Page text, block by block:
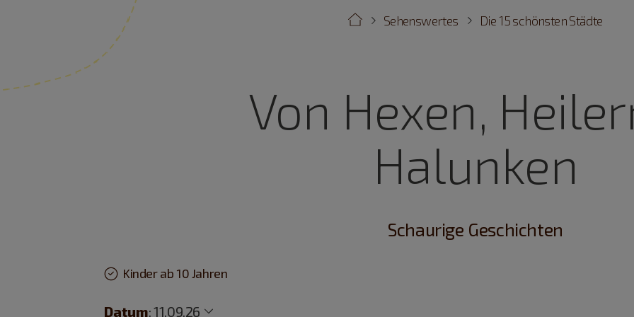
Die 15 schönsten Städte
Sehenswertes
Von Hexen,
Halunken
Schaurige Geschichten
Kinder ab 10 Jahren
Datum:11.09.26